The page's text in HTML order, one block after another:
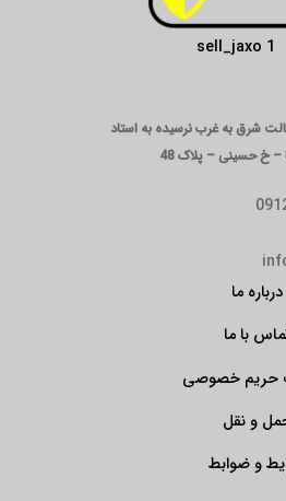
شرق به غرب نرسیده به استاد
خ حسینی – پلاک 48
درباره ما
با ما
حریم خصوصی
و نقل
و ضوابط